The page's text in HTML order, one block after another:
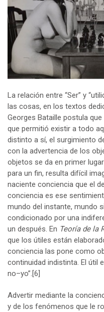
La relación entre “Ser” y
las cosas, en los textos
Georges Bataille postula
que permitió existir a todo
distinto a sí, el surgimiento
con la advertencia de los
objetos se da en primer
para un fin, resulta difícil
naciente conciencia que el
conciencia es ese
mundo del instante, mundo
condicionado por una
un después. En Teoría de la
que los útiles están
conciencia las pone como
continuidad indistinta. El útil
no–yo”.[6]
Advertir mediante la
y de los fenómenos que le